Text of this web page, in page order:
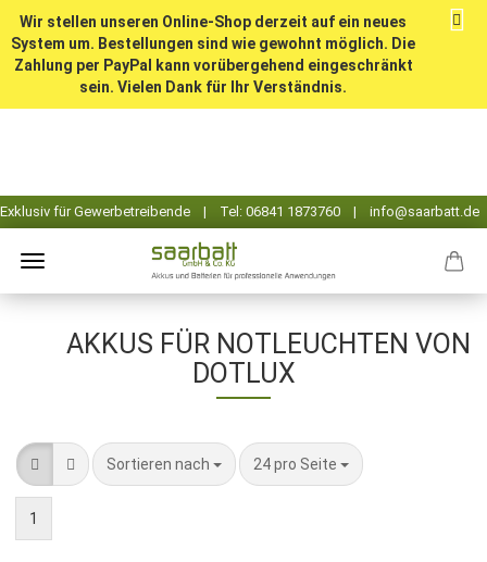
Wir stellen unseren Online-Shop derzeit auf ein neues
System um. Bestellungen sind wie gewohnt möglich. Die
Zahlung per PayPal kann vorübergehend eingeschränkt
sein. Vielen Dank für Ihr Verständnis.
AKKUS FÜR NOTLEUCHTEN VON
DOTLUX
Sortieren nach
Sortieren nach 24 pro Seite
pro Seite
1